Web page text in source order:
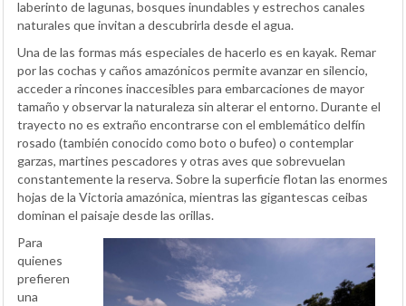
laberinto de lagunas, bosques inundables y estrechos canales
naturales que invitan a descubrirla desde el agua.
Una de las formas más especiales de hacerlo es en kayak. Remar
por las cochas y caños amazónicos permite avanzar en silencio,
acceder a rincones inaccesibles para embarcaciones de mayor
tamaño y observar la naturaleza sin alterar el entorno. Durante el
trayecto no es extraño encontrarse con el emblemático delfín
rosado (también conocido como boto o bufeo) o contemplar
garzas, martines pescadores y otras aves que sobrevuelan
constantemente la reserva. Sobre la superficie flotan las enormes
hojas de la Victoria amazónica, mientras las gigantescas ceibas
dominan el paisaje desde las orillas.
Para
quienes
prefieren
una